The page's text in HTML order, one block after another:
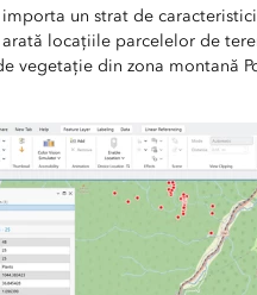
un strat de
arată locațiile parcelelor de
vegetație din zona montană